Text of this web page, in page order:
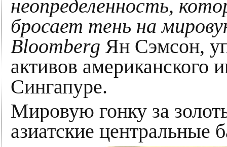
неопределенность,
бросает тень на
Bloomberg Ян Сэмсон,
активов американского
Сингапуре.
Мировую гонку за
азиатские центральные